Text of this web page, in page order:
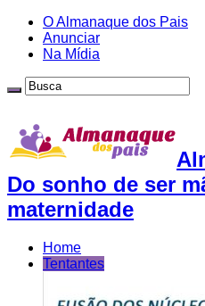
O Almanaque dos Pais
Anunciar
Na Mídia
Do sonho de ser
maternidade
Home
Tentantes